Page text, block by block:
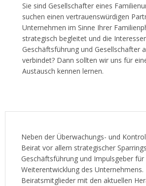
Sie sind Gesellschafter eines
suchen einen vertrauenswürdigen
Unternehmen im Sinne Ihrer
strategisch begleitet und die
Geschäftsführung und Gesellschafter
verbindet? Dann sollten wir uns für
Austausch kennen lernen.
Neben der Überwachungs- und
Beirat vor allem strategischer
Geschäftsführung und Impulsgeber
Weiterentwicklung des
Beiratsmitglieder mit den aktuellen